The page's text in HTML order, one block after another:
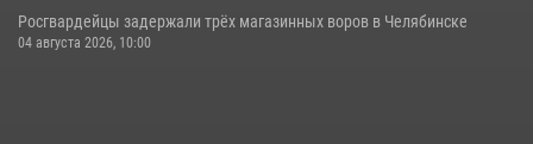
Росгвардейцы задержали трёх магазинных воров в Челябинске
04 августа 2026, 10:00